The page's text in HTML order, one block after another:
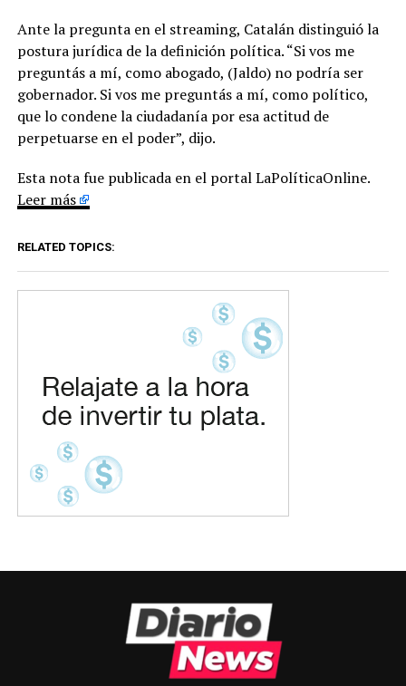
Ante la pregunta en el streaming, Catalán distinguió la
postura jurídica de la definición política. “Si vos me
preguntás a mí, como abogado, (Jaldo) no podría ser
gobernador. Si vos me preguntás a mí, como político,
que lo condene la ciudadanía por esa actitud de
perpetuarse en el poder”, dijo.
Esta nota fue publicada en el portal LaPolíticaOnline.
Leer más
RELATED TOPICS: